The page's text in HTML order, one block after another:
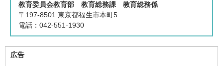
教育委員会教育部 教育総務課 教育総務係
〒197-8501 東京都福生市本町5
電話：042-551-1930
広告